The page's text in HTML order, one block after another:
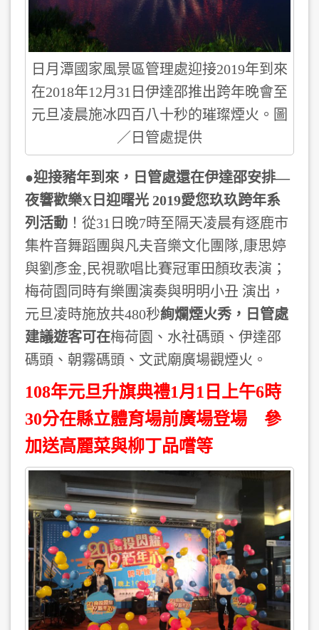
日月潭國家風景區管理處迎接2019年到來
在2018年12月31日伊達邵推出跨年晚會至
元旦凌晨施冰四百八十秒的璀璨煙火。圖
／日管處提供
●迎接豬年到來，日管處還在伊達邵安排—
夜響歡樂X日迎曙光 2019愛您玖玖跨年系
列活動 ！從31日晚7時至隔天凌晨有逐鹿市
集杵音舞蹈團與凡夫音樂文化團隊‚康思婷
與劉彥金‚民視歌唱比賽冠軍田顏玫表演；
梅荷園同時有樂團演奏與明明小丑 演出，
元旦凌時施放共480秒絢爛煙火秀，日管處
建議遊客可在梅荷園、水社碼頭、伊達邵
碼頭、朝霧碼頭、文武廟廣場觀煙火。
108年元旦升旗典禮1月1日上午6時
30分在縣立體育場前廣場登場 參
加送高麗菜與柳丁品嚐等